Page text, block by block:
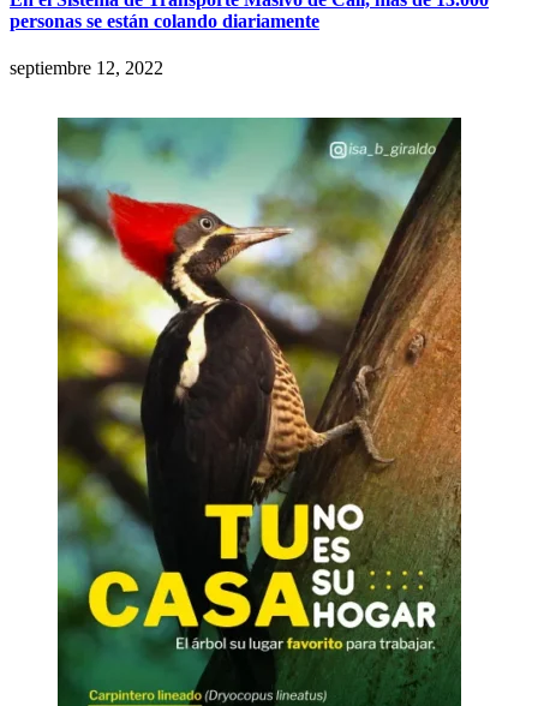
personas se están colando diariamente
septiembre 12, 2022